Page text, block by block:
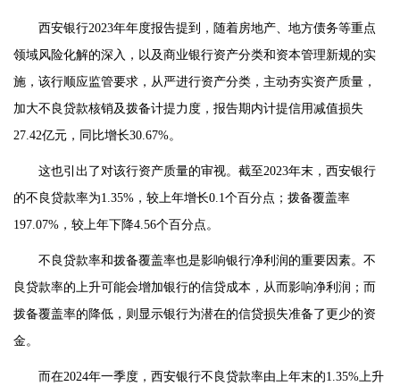
西安银行2023年年度报告提到，随着房地产、地方债务等重点
领域风险化解的深入，以及商业银行资产分类和资本管理新规的实
施，该行顺应监管要求，从严进行资产分类，主动夯实资产质量，
加大不良贷款核销及拨备计提力度，报告期内计提信用减值损失
27.42亿元，同比增长30.67%。
这也引出了对该行资产质量的审视。截至2023年末，西安银行
的不良贷款率为1.35%，较上年增长0.1个百分点；拨备覆盖率
197.07%，较上年下降4.56个百分点。
不良贷款率和拨备覆盖率也是影响银行净利润的重要因素。不
良贷款率的上升可能会增加银行的信贷成本，从而影响净利润；而
拨备覆盖率的降低，则显示银行为潜在的信贷损失准备了更少的资
金。
而在2024年一季度，西安银行不良贷款率由上年末的1.35%上升